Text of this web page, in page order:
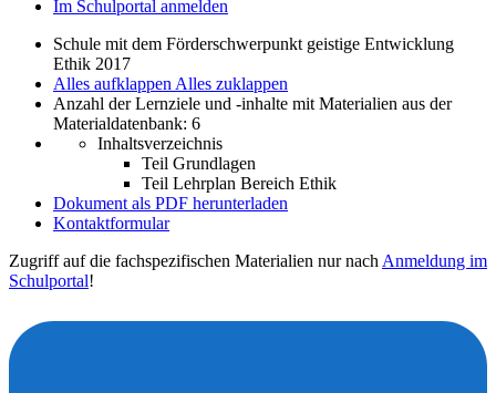
Im Schulportal anmelden
Schule mit dem Förderschwerpunkt geistige Entwicklung
Ethik 2017
Alles aufklappen Alles zuklappen
Anzahl der Lernziele und -inhalte mit Materialien aus der
Materialdatenbank: 6
Inhaltsverzeichnis
Teil Grundlagen
Teil Lehrplan Bereich Ethik
Dokument als PDF herunterladen
Kontaktformular
Zugriff auf die fachspezifischen Materialien nur nach Anmeldung im
Schulportal!